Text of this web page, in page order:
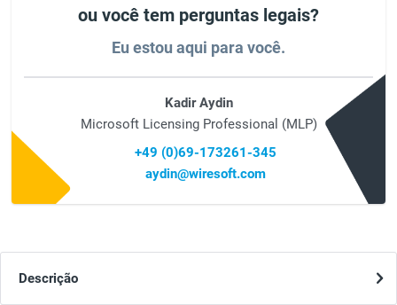
ou você tem perguntas legais?
Eu estou aqui para você.
Kadir Aydin
Microsoft Licensing Professional (MLP)
+49 (0)69-173261-345
aydin@wiresoft.com
Descrição